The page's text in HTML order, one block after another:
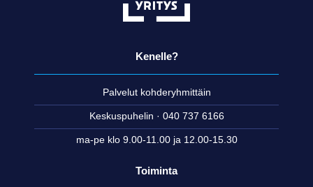
Kenelle?
Palvelut kohderyhmittäin
Keskuspuhelin · 040 737 6166
ma-pe klo 9.00-11.00 ja 12.00-15.30
Toiminta